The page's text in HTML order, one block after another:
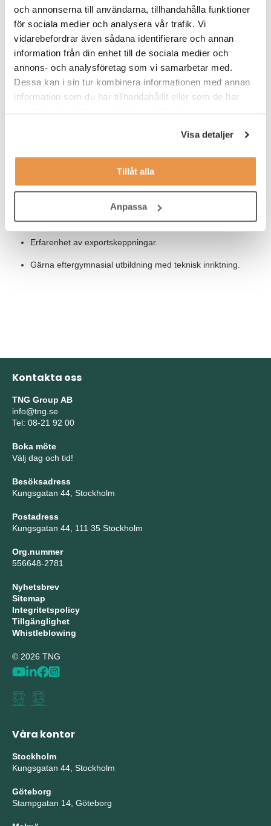
och annonserna till användarna, tillhandahålla funktioner
för sociala medier och analysera vår trafik. Vi
vidarebefordrar även sådana identifierare och annan
information från din enhet till de sociala medier och
annons- och analysföretag som vi samarbetar med.
Dessa kan i sin tur kombinera informationen med annan
information som du har tillhandahållit eller som de har
Visa detaljer
Tillåt alla
Anpassa
ansökningsdag.
VEM ÄR DU?
lagerverksamhet.
5 år arbetslivserfarenhet inom lager/logistik.
Erfarenhet av LEAN produktion
Engelska till god nivå.
Erfarenhet av exportskeppningar.
Gärna eftergymnasial utbildning med teknisk inriktning.
Kontakta oss
TNG Group AB
info@tng.se
Tel: 08-21 92 00
Boka möte
Välj dag och tid!
Besöksadress
Kungsgatan 44, Stockholm
Postadress
Kungsgatan 44, 111 35 Stockholm
Org.nummer
556648-2781
Nyhetsbrev
Sitemap
Integritetspolicy
Tillgänglighet
Whistleblowing
© 2026 TNG
Våra kontor
Stockholm
Kungsgatan 44, Stockholm
Göteborg
Stampgatan 14, Göteborg